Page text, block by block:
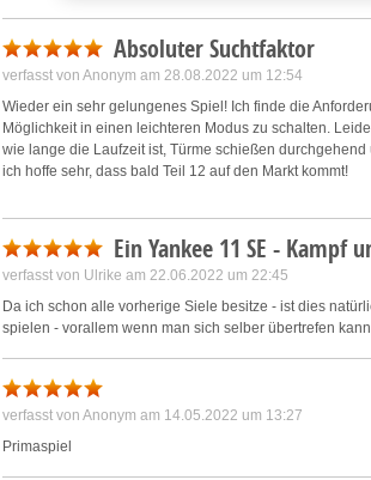
Absoluter Suchtfaktor
verfasst von Anonym am 28.08.2022 um 12:54
Wieder ein sehr gelungenes Spiel! Ich finde die
Möglichkeit in einen leichteren Modus zu schalten.
wie lange die Laufzeit ist, Türme schießen
ich hoffe sehr, dass bald Teil 12 auf den Markt kommt!
Ein Yankee 11 SE - Kampf
verfasst von Ulrike am 22.06.2022 um 22:45
Da ich schon alle vorherige Siele besitze - ist dies
spielen - vorallem wenn man sich selber übertrefen
verfasst von Anonym am 14.05.2022 um 13:27
Primaspiel